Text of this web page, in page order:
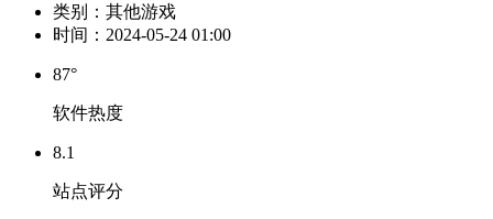
类别： 其他游戏
时间： 2024-05-24 01:00
87°
软件热度
8.1
站点评分